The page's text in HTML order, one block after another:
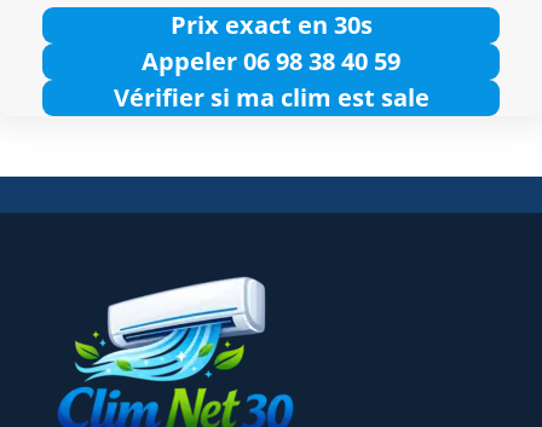
Prix exact en 30s
Appeler 06 98 38 40 59
Vérifier si ma clim est sale